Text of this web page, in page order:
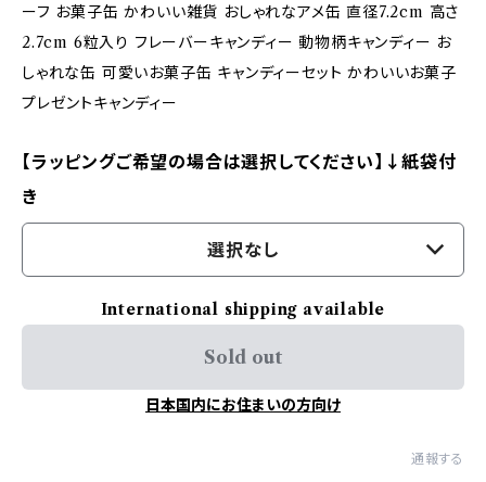
ーフ お菓子缶 かわいい雑貨 おしゃれなアメ缶 直径7.2cm 高さ
2.7cm 6粒入り フレーバーキャンディー 動物柄キャンディー お
しゃれな缶 可愛いお菓子缶 キャンディーセット かわいいお菓子
プレゼントキャンディー
【ラッピングご希望の場合は選択してください】↓紙袋付
き
選択なし
International shipping available
Sold out
日本国内にお住まいの方向け
通報する